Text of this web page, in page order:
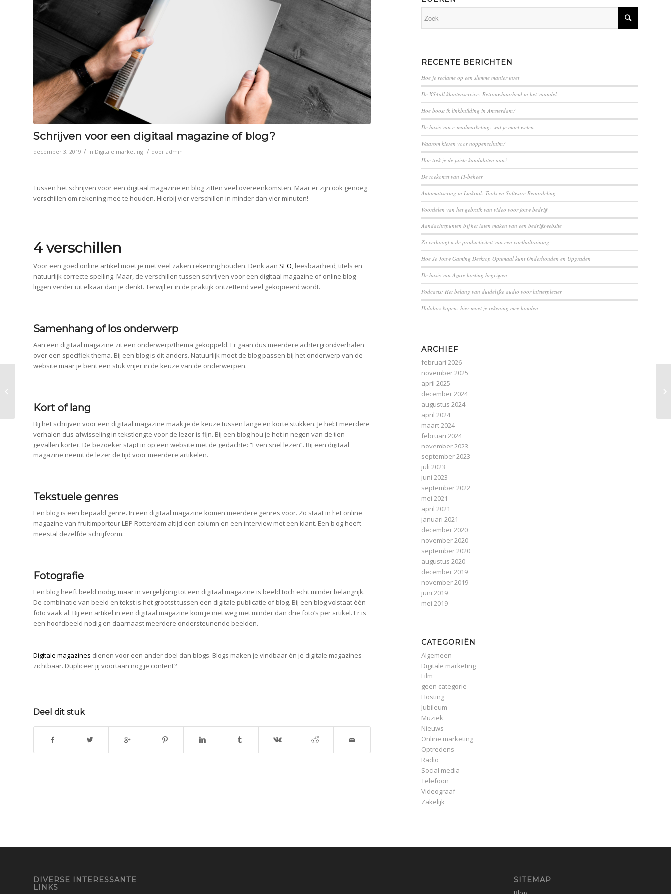
Schrijven voor een digitaal magazine of blog?
december 3, 2019 / in Digitale marketing / door admin
Tussen het schrijven voor een digitaal magazine en blog zitten veel overeenkomsten. Maar er zijn ook genoeg
verschillen om rekening mee te houden. Hierbij vier verschillen in minder dan vier minuten!
4 verschillen
Voor een goed online artikel moet je met veel zaken rekening houden. Denk aan SEO, leesbaarheid, titels en
natuurlijk correcte spelling. Maar, de verschillen tussen schrijven voor een digitaal magazine of online blog
liggen verder uit elkaar dan je denkt. Terwijl er in de praktijk ontzettend veel gekopieerd wordt.
Samenhang of los onderwerp
Aan een digitaal magazine zit een onderwerp/thema gekoppeld. Er gaan dus meerdere achtergrondverhalen
over een specifiek thema. Bij een blog is dit anders. Natuurlijk moet de blog passen bij het onderwerp van de
website maar je bent een stuk vrijer in de keuze van de onderwerpen.
Kort of lang
Bij het schrijven voor een digitaal magazine maak je de keuze tussen lange en korte stukken. Je hebt meerdere
verhalen dus afwisseling in tekstlengte voor de lezer is fijn. Bij een blog hou je het in negen van de tien
gevallen korter. De bezoeker stapt in op een website met de gedachte: “Even snel lezen”. Bij een digitaal
magazine neemt de lezer de tijd voor meerdere artikelen.
Tekstuele genres
Een blog is een bepaald genre. In een digitaal magazine komen meerdere genres voor. Zo staat in het online
magazine van fruitimporteur LBP Rotterdam altijd een column en een interview met een klant. Een blog heeft
meestal dezelfde schrijfvorm.
Fotografie
Een blog heeft beeld nodig, maar in vergelijking tot een digitaal magazine is beeld toch echt minder belangrijk.
De combinatie van beeld en tekst is het grootst tussen een digitale publicatie of blog. Bij een blog volstaat één
foto vaak al. Bij een artikel in een digitaal magazine kom je niet weg met minder dan drie foto’s per artikel. Er is
een hoofdbeeld nodig en daarnaast meerdere ondersteunende beelden.
Digitale magazines dienen voor een ander doel dan blogs. Blogs maken je vindbaar én je digitale magazines
zichtbaar. Dupliceer jij voortaan nog je content?
Deel dit stuk
RECENTE BERICHTEN
Hoe je reclame op een slimme manier inzet
De XS4all klantenservice: Betrouwbaarheid in het vaandel
Hoe boost ik linkbuilding in Amsterdam?
De basis van e-mailmarketing: wat je moet weten
Waarom kiezen voor noppenschuim?
Hoe trek je de juiste kandidaten aan?
​​De toekomst van IT-beheer
Automatisering in ⁢Linkruil: Tools en Software Beoordeling
Voordelen van het gebruik van video voor jouw bedrijf
Aandachtspunten bij het laten maken van een bedrijfswebsite
Zo verhoogt u de productiviteit van een voetbaltraining
Hoe Je Jouw Gaming Desktop Optimaal kunt Onderhouden en Upgraden
De basis van Azure hosting begrijpen
Podcasts: Het belang van duidelijke audio voor luisterplezier
Holobox kopen: hier moet je rekening mee houden
ARCHIEF
februari 2026
november 2025
april 2025
december 2024
augustus 2024
april 2024
maart 2024
februari 2024
november 2023
september 2023
juli 2023
juni 2023
september 2022
mei 2021
april 2021
januari 2021
december 2020
november 2020
september 2020
augustus 2020
december 2019
november 2019
juni 2019
mei 2019
CATEGORIËN
Algemeen
Digitale marketing
Film
geen categorie
Hosting
Jubileum
Muziek
Nieuws
Online marketing
Optredens
Radio
Social media
Telefoon
Videograaf
Zakelijk
DIVERSE INTERESSANTE
LINKS
SITEMAP